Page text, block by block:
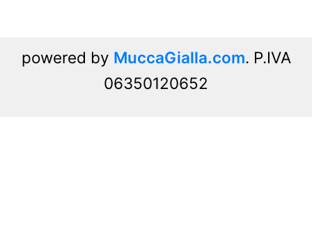
powered by MuccaGialla.com. P.IVA
06350120652